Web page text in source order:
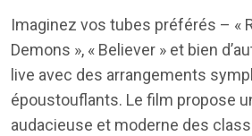
Imaginez vos tubes préférés – «
Demons », « Believer » et bien
live avec des arrangements
époustouflants. Le film propose
audacieuse et moderne des